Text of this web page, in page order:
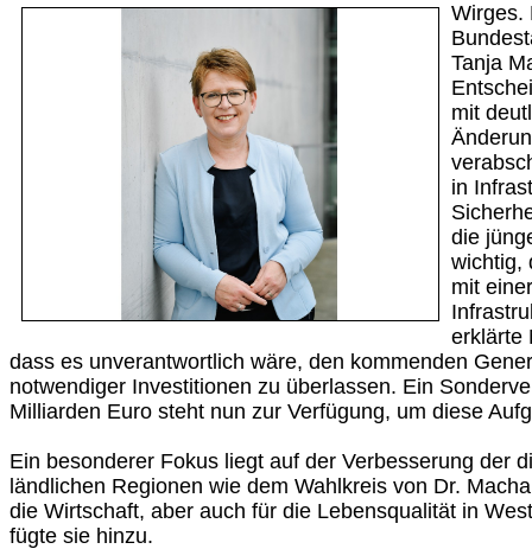
Wirges.
Tanja
mit
in
die
wichtig,
mit
erklärte
dass es unverantwortlich wäre, den kommenden
notwendiger Investitionen zu überlassen. Ein
Milliarden Euro steht nun zur Verfügung, um diese
Ein besonderer Fokus liegt auf der Verbesserung der
ländlichen Regionen wie dem Wahlkreis von Dr.
die Wirtschaft, aber auch für die Lebensqualität in
fügte sie hinzu.